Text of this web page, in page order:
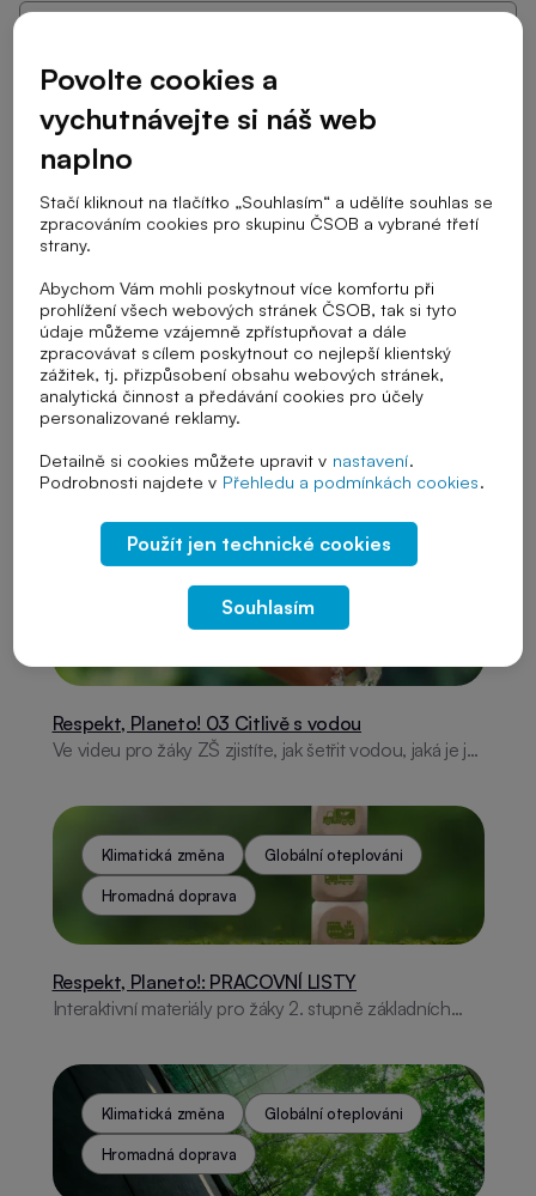
Cílová skupina
Stupeň školy
Téma výuky
Řazení
Zrušit vybrané filtry
Dešťová voda Klimatická změna
Respekt, Planeto! 03 Citlivě s vodou
Ve videu pro žáky ZŠ zjistíte, jak šetřit vodou, jaká je její
Společně se naučíme, proč je voda pro život tak
důležitá.
Klimatická změna Globální oteplování
Hromadná doprava
Respekt, Planeto!: PRACOVNÍ LISTY
Interaktivní materiály pro žáky 2. stupně základních
Zábavné úkoly, křížovky a infografiky pro lepší
pochopení důležitých pojmů.
Klimatická změna Globální oteplování
Hromadná doprava
Povolte cookies a
vychutnávejte si náš web
naplno
Stačí kliknout na tlačítko „Souhlasím“ a udělíte souhlas se
zpracováním cookies pro skupinu ČSOB a vybrané třetí
strany.
Abychom Vám mohli poskytnout více komfortu při
prohlížení všech webových stránek ČSOB, tak si tyto
údaje můžeme vzájemně zpřístupňovat a dále
zpracovávat s cílem poskytnout co nejlepší klientský
zážitek, tj. přizpůsobení obsahu webových stránek,
analytická činnost a předávání cookies pro účely
personalizované reklamy.
Detailně si cookies můžete upravit v nastavení.
Podrobnosti najdete v Přehledu a podmínkách cookies.
Použít jen technické cookies
Souhlasím